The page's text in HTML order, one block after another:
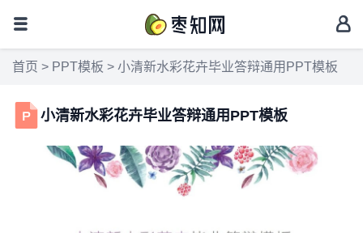
首页 > PPT模板 > 小清新水彩花卉毕业答辩通用PPT模板
小清新水彩花卉毕业答辩通用PPT模板